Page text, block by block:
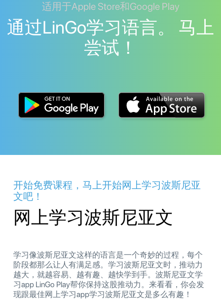
适用于Apple Store和Google Play
通过LinGo学习语言。 马上
尝试！
开始免费课程，马上开始网上学习波斯尼亚
文吧！
网上学习波斯尼亚文
学习像波斯尼亚文这样的语言是一个奇妙的过程，每个
阶段都那么让人有满足感。学习波斯尼亚文时，推动力
越大，就越容易、越有趣、越快学到手。波斯尼亚文学
习app LinGo Play帮你保持这股推动力。来看看，你会发
现跟最佳网上学习app学习波斯尼亚文是多么有趣！